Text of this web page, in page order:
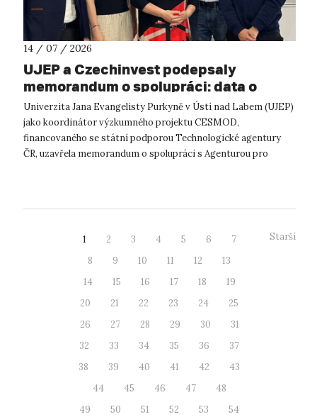
14 / 07 / 2026
UJEP a Czechinvest podepsaly
memorandum o spolupráci: data o
podnikatelském prostředí posílí
výzkum CESMOD
Univerzita Jana Evangelisty Purkyně v Ústí nad Labem (UJEP)
jako koordinátor výzkumného projektu CESMOD,
financovaného se státní podporou Technologické agentury
ČR, uzavřela memorandum o spolupráci s Agenturou pro
1 2 3 4 5 6
7
8
9 10 11 12
13
14
15 16 17 18
19
20
21 22 23 24
25
26
27 28 29 30
31
32
33 34 35 36
37
38
39 40 41 42
43
44
45 46 47
48
49
50 51 52 53
54
Starší